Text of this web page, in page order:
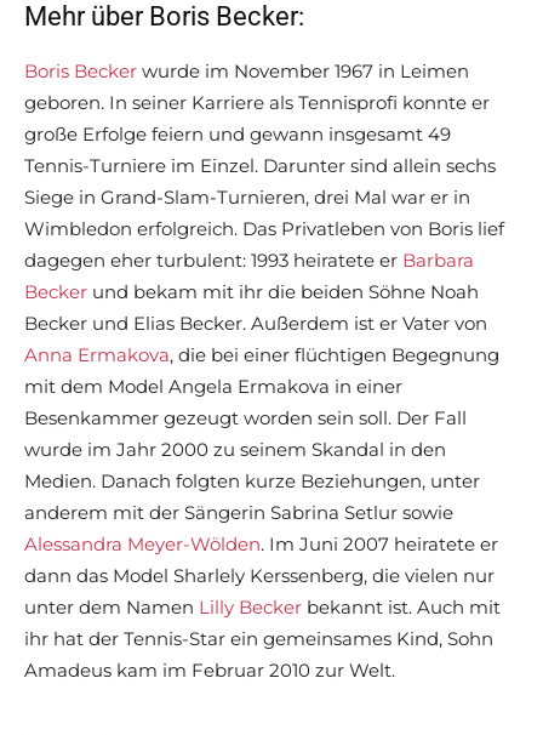
Mehr über Boris Becker:
Boris Becker wurde im November 1967 in Leimen
geboren. In seiner Karriere als Tennisprofi konnte er
große Erfolge feiern und gewann insgesamt 49
Tennis-Turniere im Einzel. Darunter sind allein sechs
Siege in Grand-Slam-Turnieren, drei Mal war er in
Wimbledon erfolgreich. Das Privatleben von Boris lief
dagegen eher turbulent: 1993 heiratete er Barbara
Becker und bekam mit ihr die beiden Söhne Noah
Becker und Elias Becker. Außerdem ist er Vater von
Anna Ermakova, die bei einer flüchtigen Begegnung
mit dem Model Angela Ermakova in einer
Besenkammer gezeugt worden sein soll. Der Fall
wurde im Jahr 2000 zu seinem Skandal in den
Medien. Danach folgten kurze Beziehungen, unter
anderem mit der Sängerin Sabrina Setlur sowie
Alessandra Meyer-Wölden. Im Juni 2007 heiratete er
dann das Model Sharlely Kerssenberg, die vielen nur
unter dem Namen Lilly Becker bekannt ist. Auch mit
ihr hat der Tennis-Star ein gemeinsames Kind, Sohn
Amadeus kam im Februar 2010 zur Welt.